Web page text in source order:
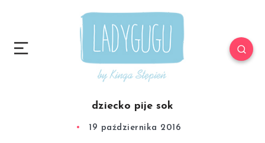
dziecko pije sok
19 października 2016